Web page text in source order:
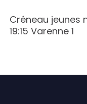
Créneau jeunes
19:15 Varenne 1